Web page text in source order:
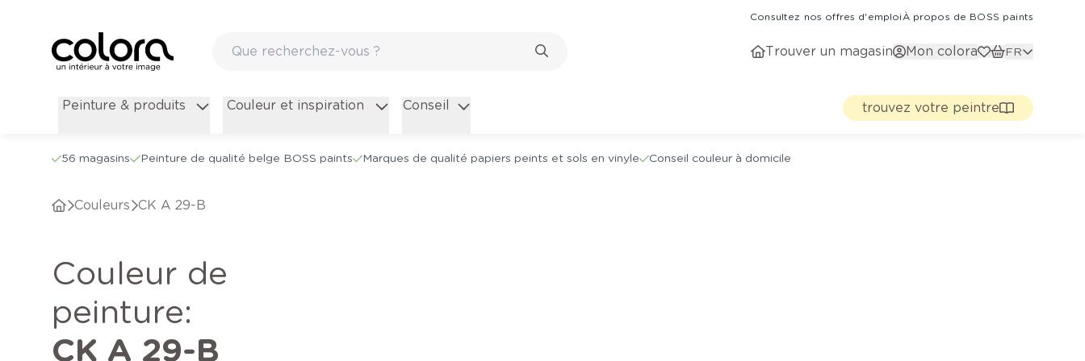
Consultez nos offres d'emploiÀ propos de BOSS paints
Trouver un magasin Mon colora FR
Peinture & produits Couleur et inspiration Conseil trouvez votre peintre
56 magasins Peinture de qualité belge BOSS paints Marques de qualité papiers peints et sols en vinyle Conseil couleur à domicile
Couleurs CK A 29-B
Couleur de
peinture:
CK A 29-B